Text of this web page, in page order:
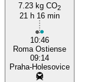
7.23 kg CO2
21 h 16 min
10:46
Roma Ostiense
09:14
Praha-Holesovice